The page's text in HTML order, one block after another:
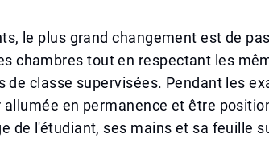
le plus grand changement est de
chambres tout en respectant les
de classe supervisées. Pendant les
allumée en permanence et être
de l'étudiant, ses mains et sa feuille